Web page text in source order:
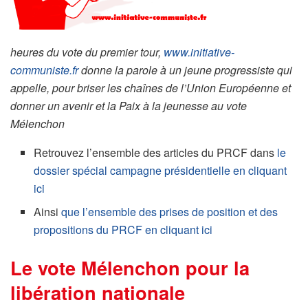
heures du vote du premier tour, www.initiative-
communiste.frdonne la parole à un jeune progressiste qui
appelle, pour briser les chaînes de l’Union Européenne et
donner un avenir et la Paix à la jeunesse au vote
Mélenchon
Retrouvez l’ensemble des articles du PRCF dans le
dossier spécial campagne présidentielle en cliquant
ici
Ainsique l’ensemble des prises de position et des
propositions du PRCF en cliquant ici
Le vote Mélenchon pour la
libération nationale